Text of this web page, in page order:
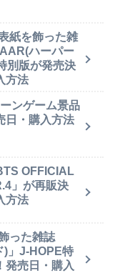
紙を飾った雑
ハーパー
別版が発売決
方法
ンゲーム景品
日・購入方法
OFFICIAL
」が再販決
方法
った雑誌
)」J-HOPE特
発売日・購入